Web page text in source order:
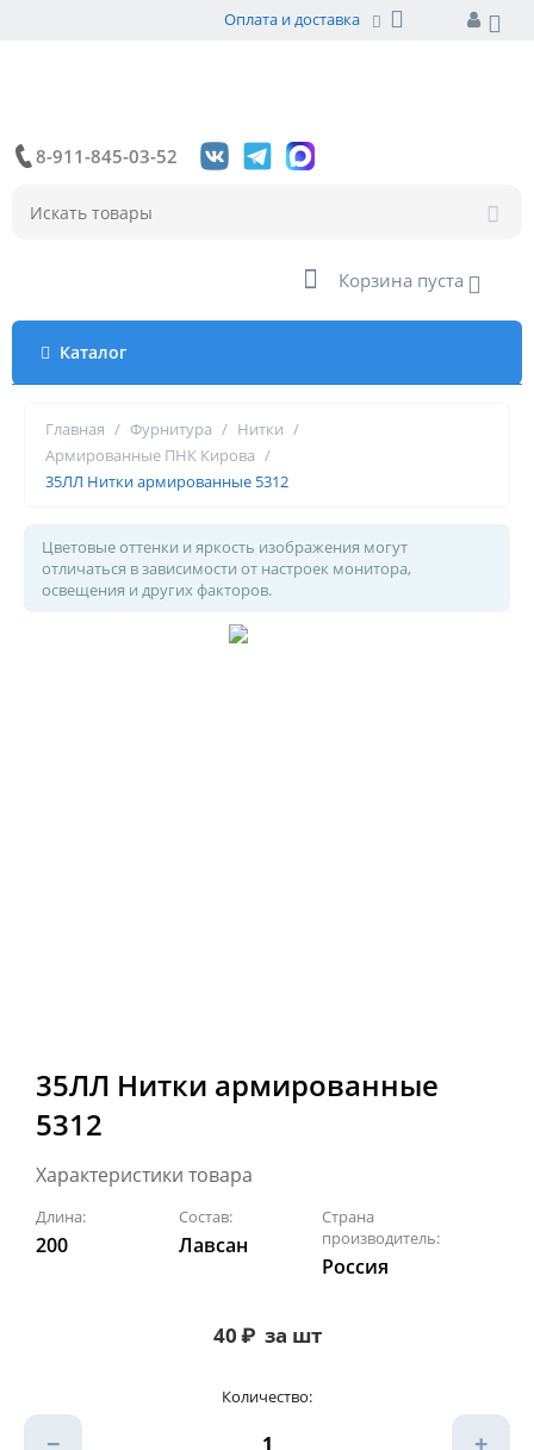
Оплата и доставка
8-911-845-03-52
Корзина пуста
Каталог
Главная / Фурнитура / Нитки /
Армированные ПНК Кирова /
35ЛЛ Нитки армированные 5312
Цветовые оттенки и яркость изображения могут
отличаться в зависимости от настроек монитора,
освещения и других факторов.
35ЛЛ Нитки армированные
5312
Характеристики товара
Длина:
200
Состав:
Лавсан
Страна
производитель:
Россия
40₽ за шт
Количество:
+
−